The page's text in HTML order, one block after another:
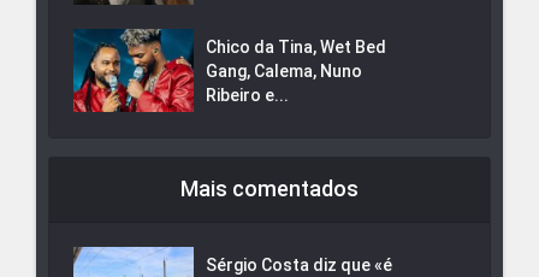
Chico da Tina, Wet Bed
Gang, Calema, Nuno
Ribeiro e...
Mais comentados
Sérgio Costa diz que «é